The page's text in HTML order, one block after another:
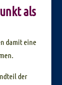
als
damit eine
der